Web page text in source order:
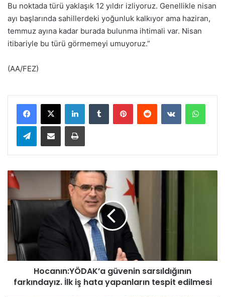
Bu noktada türü yaklaşık 12 yıldır izliyoruz. Genellikle nisan
ayı başlarında sahillerdeki yoğunluk kalkıyor ama haziran,
temmuz ayına kadar burada bulunma ihtimali var. Nisan
itibariyle bu türü görmemeyi umuyoruz.”
(AA/FEZ)
Telegram
H
o
a
Y
Hocanın:YÖDAK’a güvenin sarsıldığının
farkındayız. İlk iş hata yapanların tespit edilmesi